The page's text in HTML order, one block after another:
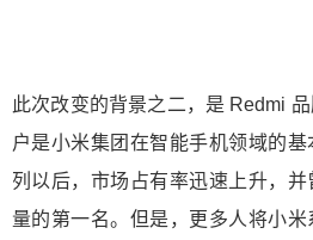
此次改变的背景之二，是 Redmi
户是小米集团在智能手机领域的
列以后，市场占有率迅速上升，
量的第一名。但是，更多人将小米